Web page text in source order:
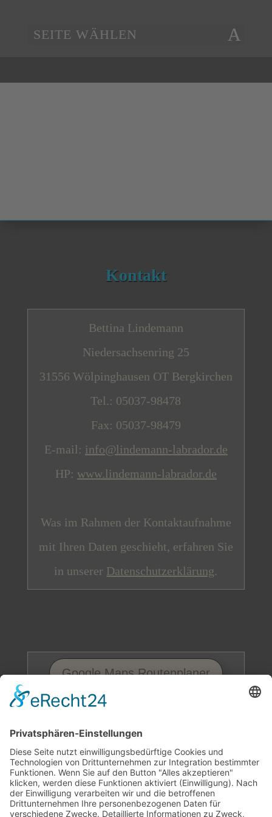
SEITE WÄHLEN
Kontakt
Bettina Lindemann
Niedersachsenring 25
31556 Wölpinghausen OT Bergkirchen
Tel.: 05037-98478
Fax: 05037-98479
E-mail: info@lindemann-labrador.de
HP: www.lindemann-labrador.de
Was im Rahmen der Kontaktaufnahme
mit Ihren Daten geschieht, erfahren Sie
in unserer Datenschutzerklärung.
Google Maps Routenplaner
IP-Adresse an einen Server von Google in
den USA überträgt und dort speichert. Wir
haben keinen Einfluss auf diese
Datenübertragung, beim Anklicken des Links
verlassen Sie unsere Webseite und wir sind
für weitere Datentransfers nicht mehr